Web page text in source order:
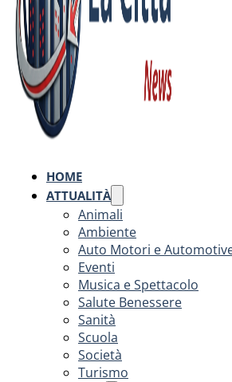
HOME
ATTUALITÀ
Animali
Ambiente
Auto Motori e
Eventi
Musica e Spettacolo
Salute Benessere
Sanità
Scuola
Società
Turismo